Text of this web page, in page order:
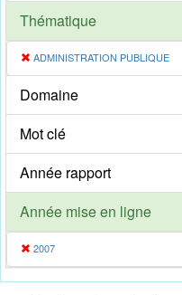
Thématique
ADMINISTRATION PUBLIQUE
Domaine
Mot clé
Année rapport
Année mise en ligne
2007